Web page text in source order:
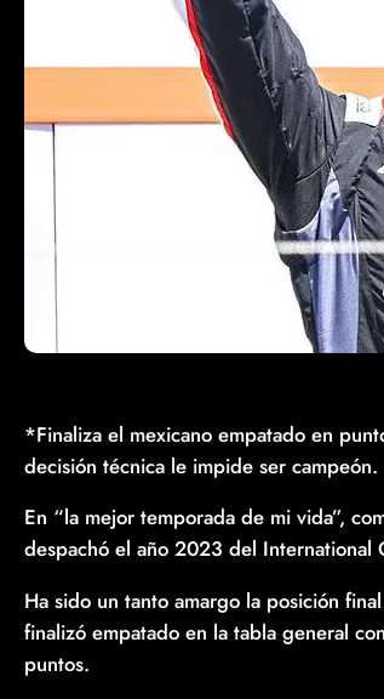
*Finaliza el mexicano empatado en
decisión técnica le impide ser campeón.
En “la mejor temporada de mi vida”,
despachó el año 2023 del International
Ha sido un tanto amargo la posición
finalizó empatado en la tabla general
puntos.